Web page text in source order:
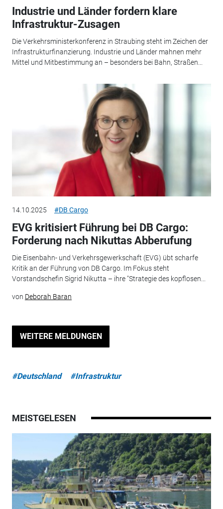
Industrie und Länder fordern klare
Infrastruktur-Zusagen
Die Verkehrsministerkonferenz in Straubing steht im Zeichen der
Infrastrukturfinanzierung. Industrie und Länder mahnen mehr
Mittel und Mitbestimmung an – besonders bei Bahn, Straßen...
14.10.2025 #DB Cargo
EVG kritisiert Führung bei DB Cargo:
Forderung nach Nikuttas Abberufung
Die Eisenbahn- und Verkehrsgewerkschaft (EVG) übt scharfe
Kritik an der Führung von DB Cargo. Im Fokus steht
Vorstandschefin Sigrid Nikutta – ihre "Strategie des kopflosen...
von Deborah Baran
WEITERE MELDUNGEN
#Deutschland #Infrastruktur
MEISTGELESEN